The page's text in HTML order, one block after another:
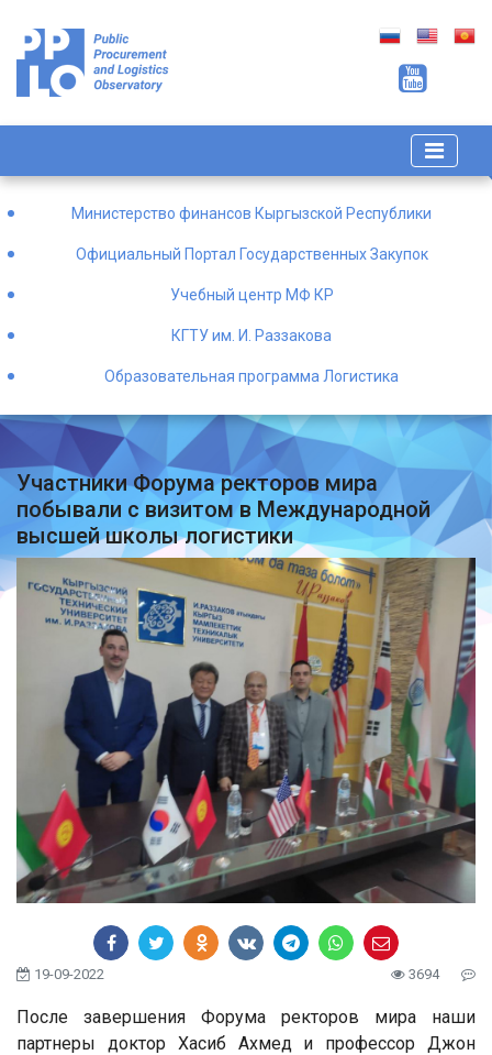
Министерство финансов Кыргызской Республики
Официальный Портал Государственных Закупок
Учебный центр МФ КР
КГТУ им. И. Раззакова
Образовательная программа Логистика
Участники Форума ректоров мира
побывали с визитом в Международной
высшей школы логистики
19-09-2022 3694
После завершения Форума ректоров мира наши
партнеры доктор Хасиб Ахмед и профессор Джон